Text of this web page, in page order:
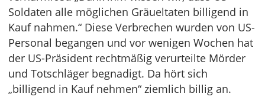
Soldaten alle möglichen Gräueltaten billigend in
Kauf nahmen.“ Diese Verbrechen wurden von US-
Personal begangen und vor wenigen Wochen hat
der US-Präsident rechtmäßig verurteilte Mörder
und Totschläger begnadigt. Da hört sich
„billigend in Kauf nehmen“ ziemlich billig an.